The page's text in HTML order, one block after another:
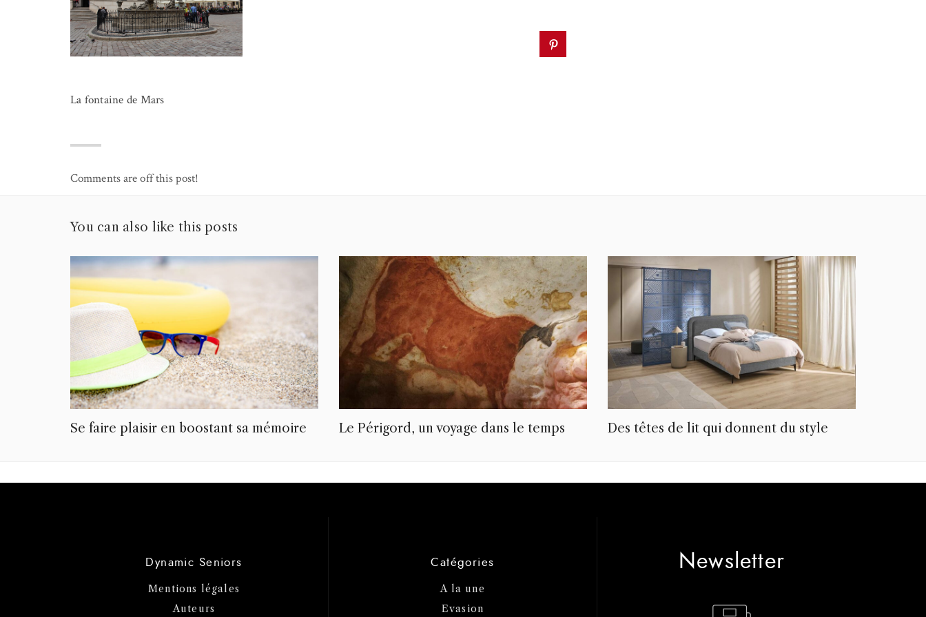
La fontaine de Mars
Comments are off this post!
You can also like this posts
Se faire plaisir en boostant sa mémoire Le Périgord, un voyage dans le temps Des têtes de lit qui donnent du style
Dynamic Seniors
Mentions légales
Auteurs
Catégories
A la une
Evasion
Newsletter